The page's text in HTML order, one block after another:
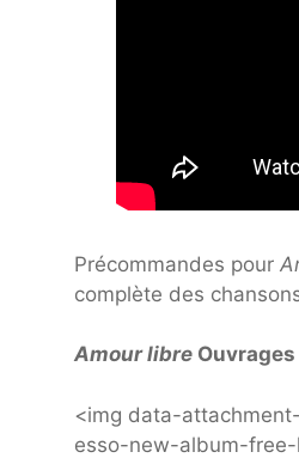
Précommandes pour
complète des
Amour libre
<img data-
esso-new-album-